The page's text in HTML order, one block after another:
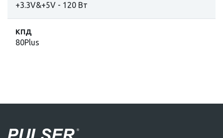
+3.3V&+5V - 120 Вт
КПД
80Plus